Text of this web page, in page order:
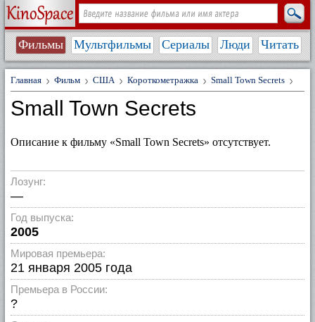
Фильмы Мультфильмы Сериалы Люди Читать
Главная Фильм США Короткометражка Small Town Secrets
Small Town Secrets
Описание к фильму «Small Town Secrets» отсутствует.
Лозунг:
—
Год выпуска:
2005
Мировая премьера:
21 января 2005 года
Премьера в России:
?